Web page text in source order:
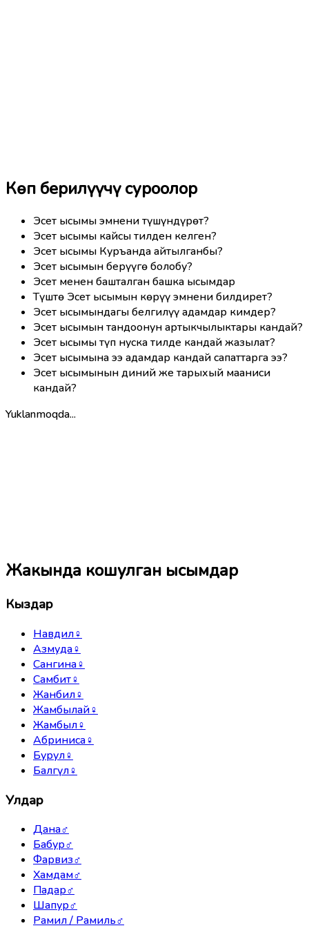
Көп берилүүчү суроолор
Эсет ысымы эмнени түшүндүрөт?
Эсет ысымы кайсы тилден келген?
Эсет ысымы Куръанда айтылганбы?
Эсет ысымын берүүгө болобу?
Эсет менен башталган башка ысымдар
Түштө Эсет ысымын көрүү эмнени билдирет?
Эсет ысымындагы белгилүү адамдар кимдер?
Эсет ысымын тандоонун артыкчылыктары кандай?
Эсет ысымы түп нуска тилде кандай жазылат?
Эсет ысымына ээ адамдар кандай сапаттарга ээ?
Эсет ысымынын диний же тарыхый мааниси
кандай?
Yuklanmoqda...
Жакында кошулган ысымдар
Кыздар
Навдил♀
Азмуда♀
Сангина♀
Самбит♀
Жанбил♀
Жамбылай♀
Жамбыл♀
Абриниса♀
Бурул♀
Балгүл♀
Улдар
Дана♂
Бабур♂
Фарвиз♂
Хамдам♂
Падар♂
Шапур♂
Рамил / Рамиль♂